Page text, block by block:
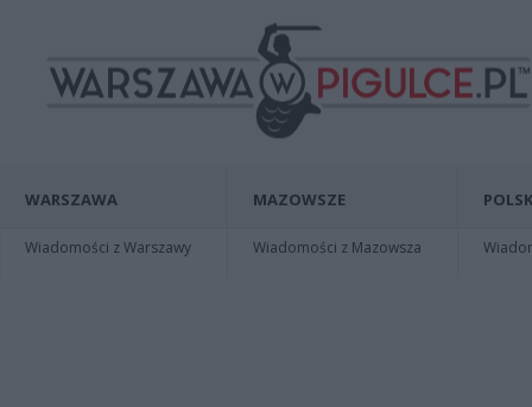
WARSZAWA
Wiadomości z Warszawy
MAZOWSZE
Wiadomości z Mazowsza